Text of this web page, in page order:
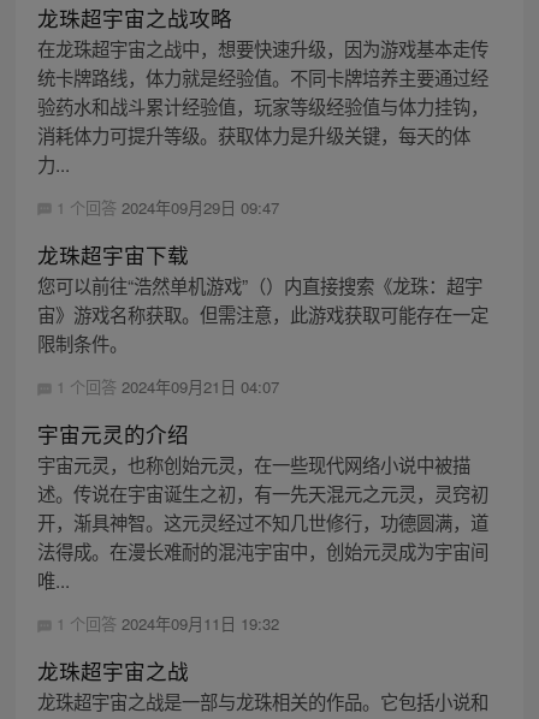
龙珠超宇宙之战攻略
在龙珠超宇宙之战中，想要快速升级，因为游戏基本走传
统卡牌路线，体力就是经验值。不同卡牌培养主要通过经
验药水和战斗累计经验值，玩家等级经验值与体力挂钩，
消耗体力可提升等级。获取体力是升级关键，每天的体
力...
1 个回答 2024年09月29日 09:47
龙珠超宇宙下载
您可以前往“浩然单机游戏”（）内直接搜索《龙珠：超宇
宙》游戏名称获取。但需注意，此游戏获取可能存在一定
限制条件。
1 个回答 2024年09月21日 04:07
宇宙元灵的介绍
宇宙元灵，也称创始元灵，在一些现代网络小说中被描
述。传说在宇宙诞生之初，有一先天混元之元灵，灵窍初
开，渐具神智。这元灵经过不知几世修行，功德圆满，道
法得成。在漫长难耐的混沌宇宙中，创始元灵成为宇宙间
唯...
1 个回答 2024年09月11日 19:32
龙珠超宇宙之战
龙珠超宇宙之战是一部与龙珠相关的作品。它包括小说和